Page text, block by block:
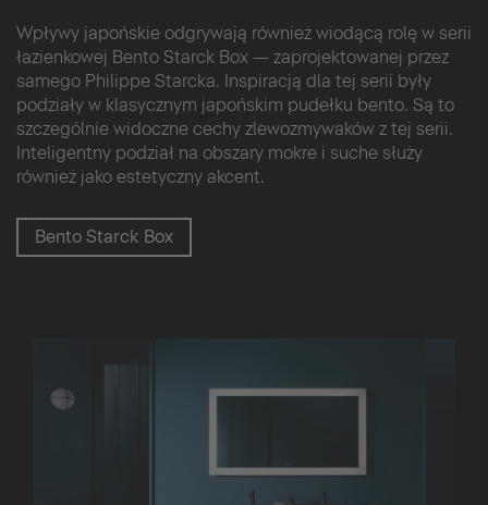
Wpływy japońskie odgrywają również wiodącą rolę w serii
łazienkowej Bento Starck Box — zaprojektowanej przez
samego Philippe Starcka. Inspiracją dla tej serii były
podziały w klasycznym japońskim pudełku bento. Są to
szczególnie widoczne cechy zlewozmywaków z tej serii.
Inteligentny podział na obszary mokre i suche służy
również jako estetyczny akcent.
Bento Starck Box